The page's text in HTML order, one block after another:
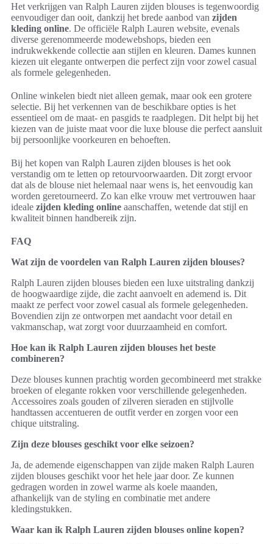
Het verkrijgen van Ralph Lauren zijden blouses is tegenwoordig
eenvoudiger dan ooit, dankzij het brede aanbod van zijden
kleding online. De officiële Ralph Lauren website, evenals
diverse gerenommeerde modewebshops, bieden een
indrukwekkende collectie aan stijlen en kleuren. Dames kunnen
kiezen uit elegante ontwerpen die perfect zijn voor zowel casual
als formele gelegenheden.
Online winkelen biedt niet alleen gemak, maar ook een grotere
selectie. Bij het verkennen van de beschikbare opties is het
essentieel om de maat- en pasgids te raadplegen. Dit helpt bij het
kiezen van de juiste maat voor die luxe blouse die perfect aansluit
bij persoonlijke voorkeuren en behoeften.
Bij het kopen van Ralph Lauren zijden blouses is het ook
verstandig om te letten op retourvoorwaarden. Dit zorgt ervoor
dat als de blouse niet helemaal naar wens is, het eenvoudig kan
worden geretourneerd. Zo kan elke vrouw met vertrouwen haar
ideale zijden kleding online aanschaffen, wetende dat stijl en
kwaliteit binnen handbereik zijn.
FAQ
Wat zijn de voordelen van Ralph Lauren zijden blouses?
Ralph Lauren zijden blouses bieden een luxe uitstraling dankzij
de hoogwaardige zijde, die zacht aanvoelt en ademend is. Dit
maakt ze perfect voor zowel casual als formele gelegenheden.
Bovendien zijn ze ontworpen met aandacht voor detail en
vakmanschap, wat zorgt voor duurzaamheid en comfort.
Hoe kan ik Ralph Lauren zijden blouses het beste
combineren?
Deze blouses kunnen prachtig worden gecombineerd met strakke
broeken of elegante rokken voor verschillende gelegenheden.
Accessoires zoals gouden of zilveren sieraden en stijlvolle
handtassen accentueren de outfit verder en zorgen voor een
chique uitstraling.
Zijn deze blouses geschikt voor elke seizoen?
Ja, de ademende eigenschappen van zijde maken Ralph Lauren
zijden blouses geschikt voor het hele jaar door. Ze kunnen
gedragen worden in zowel warme als koele maanden,
afhankelijk van de styling en combinatie met andere
kledingstukken.
Waar kan ik Ralph Lauren zijden blouses online kopen?